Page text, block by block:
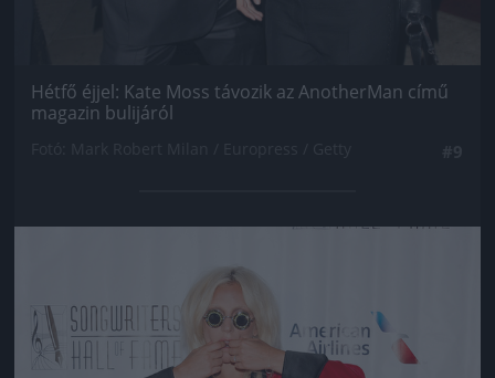
Hétfő éjjel: Kate Moss távozik az AnotherMan című
magazin bulijáról